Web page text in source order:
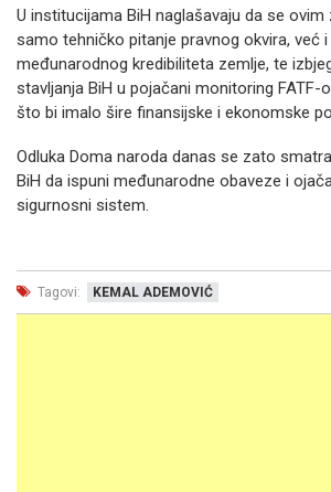
U institucijama BiH naglašavaju da se
samo tehničko pitanje pravnog okvira, već i
međunarodnog kredibiliteta zemlje, te
stavljanja BiH u pojačani monitoring FATF-
što bi imalo šire finansijske i ekonomske
Odluka Doma naroda danas se zato
BiH da ispuni međunarodne obaveze i
sigurnosni sistem.
Tagovi: KEMAL ADEMOVIĆ